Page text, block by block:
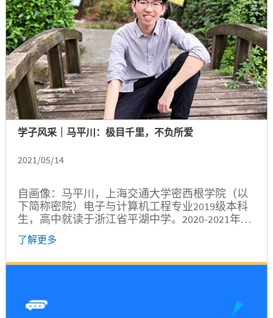
学子风采｜马平川：极目千里，不负所爱
2021/05/14
自画像：马平川，上海交通大学密西根学院（以
下简称密院）电子与计算机工程专业2019级本科
生，高中就读于浙江省平湖中学。2020-2021年国
家奖学金、吴炯孙洁卓越奖学金获得者、上海交
通大学荣昶储才计划五期学员，密西根学院学生
是找到自己所爱，追求自己所爱，不负自己所
爱。 滴水穿石，砥砺中前行...
了解更多